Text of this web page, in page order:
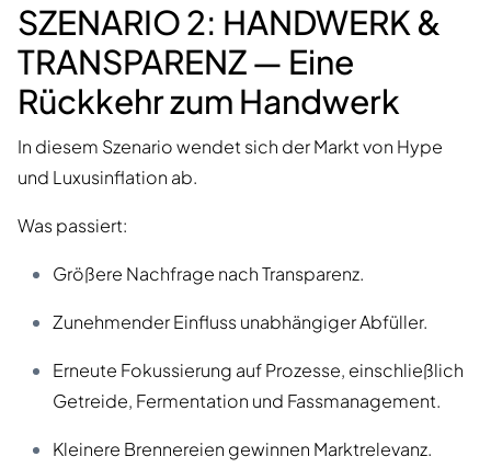
SZENARIO 2: HANDWERK &
TRANSPARENZ — Eine
Rückkehr zum Handwerk
In diesem Szenario wendet sich der Markt von Hype
und Luxusinflation ab.
Was passiert:
Größere Nachfrage nach Transparenz.
Zunehmender Einfluss unabhängiger Abfüller.
Erneute Fokussierung auf Prozesse, einschließlich
Getreide, Fermentation und Fassmanagement.
Kleinere Brennereien gewinnen Marktrelevanz.